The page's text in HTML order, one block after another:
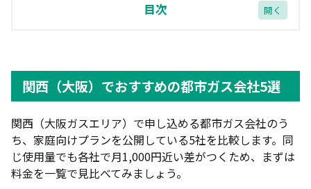
目次
エルピオ都市ガス「スタンダードプラン」｜電気は
そのままでガスだけ安くできる
のガス料金
ガスワン「都市ガスハッピープラン」｜口座振替に
対応した全国規模のガス会社
関西（大阪）でおすすめの都市ガス会社5選
関西（大阪ガスエリア）で申し込める都市ガス会社のう
ち、家庭向けプランを公開している5社を比較します。同
じ使用量でも各社で月1,000円近い差がつくため、まずは
料金を一覧で見比べてみましょう。